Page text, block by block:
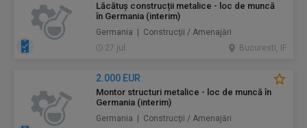
Lăcătuș construcții metalice - loc de muncă
în Germania (interim)
Germania | Construcţii / Amenajări
27 jul.
Bucuresti, IF
2.000 EUR
Montor structuri metalice - loc de muncă în
Germania (interim)
Germania | Construcţii / Amenajări